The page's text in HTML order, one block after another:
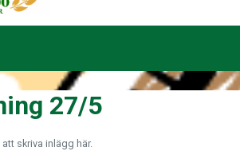
27/5
skriva inlägg här.